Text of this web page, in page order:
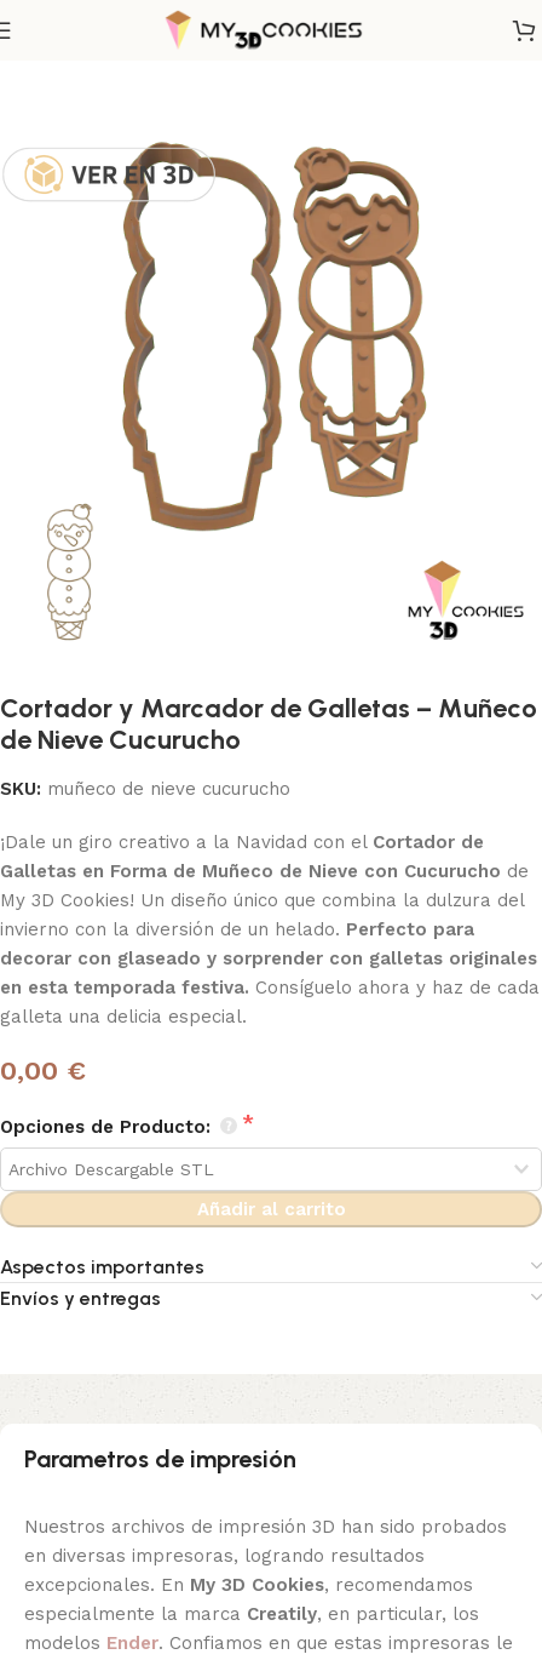
Fechas Calendarias Navidad
Cortador y Marcador de Galletas – Muñeco
de Nieve Cucurucho
SKU: muñeco de nieve cucurucho
¡Dale un giro creativo a la Navidad con el Cortador de
Galletas en Forma de Muñeco de Nieve con Cucurucho de
My 3D Cookies! Un diseño único que combina la dulzura del
invierno con la diversión de un helado. Perfecto para
decorar con glaseado y sorprender con galletas originales
en esta temporada festiva. Consíguelo ahora y haz de cada
galleta una delicia especial.
0,00 €
Opciones de Producto:
Añadir al carrito
Aspectos importantes
Envíos y entregas
Parametros de impresión
Nuestros archivos de impresión 3D han sido probados
en diversas impresoras, logrando resultados
excepcionales. En My 3D Cookies, recomendamos
especialmente la marca Creatily, en particular, los
modelos Ender. Confiamos en que estas impresoras le